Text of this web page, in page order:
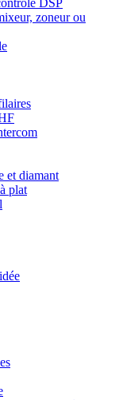
DSP
zoneur ou
et diamant
plat